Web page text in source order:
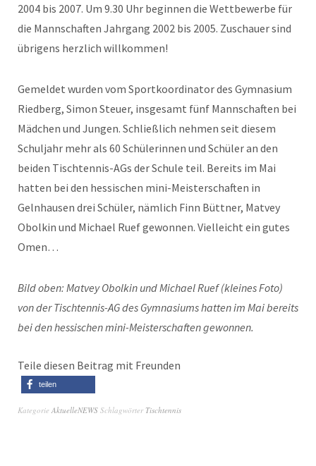
2004 bis 2007. Um 9.30 Uhr beginnen die Wettbewerbe für
die Mannschaften Jahrgang 2002 bis 2005. Zuschauer sind
übrigens herzlich willkommen!
Gemeldet wurden vom Sportkoordinator des Gymnasium
Riedberg, Simon Steuer, insgesamt fünf Mannschaften bei
Mädchen und Jungen. Schließlich nehmen seit diesem
Schuljahr mehr als 60 Schülerinnen und Schüler an den
beiden Tischtennis-AGs der Schule teil. Bereits im Mai
hatten bei den hessischen mini-Meisterschaften in
Gelnhausen drei Schüler, nämlich Finn Büttner, Matvey
Obolkin und Michael Ruef gewonnen. Vielleicht ein gutes
Omen…
Bild oben: Matvey Obolkin und Michael Ruef (kleines Foto)
von der Tischtennis-AG des Gymnasiums hatten im Mai bereits
bei den hessischen mini-Meisterschaften gewonnen.
Teile diesen Beitrag mit Freunden
teilen
Kategorie AktuelleNEWS Schlagwörter Tischtennis